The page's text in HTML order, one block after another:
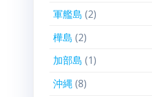
軍艦島 (2)
樺島 (2)
加部島 (1)
沖縄(8)